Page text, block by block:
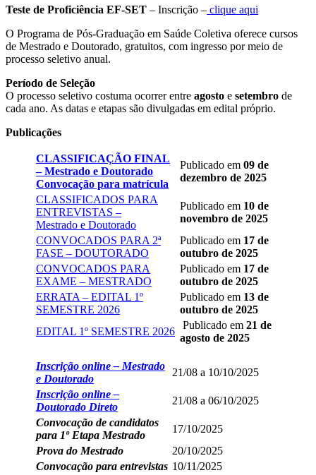
Teste de Proficiência EF-SET – Inscrição – clique aqui
O Programa de Pós-Graduação em Saúde Coletiva oferece cursos
de Mestrado e Doutorado, gratuitos, com ingresso por meio de
processo seletivo anual.
Período de Seleção
O processo seletivo costuma ocorrer entre agosto e setembro de
cada ano. As datas e etapas são divulgadas em edital próprio.
Publicações
CLASSIFICAÇÃO FINAL
– Mestrado e Doutorado
Convocação para matrícula
Publicado em 09 de
dezembro de 2025
CLASSIFICADOS PARA
ENTREVISTAS –
Mestrado e Doutorado
Publicado em 10 de
novembro de 2025
CONVOCADOS PARA 2ª
FASE – DOUTORADO
Publicado em 17 de
outubro de 2025
CONVOCADOS PARA
EXAME – MESTRADO
Publicado em 17 de
outubro de 2025
ERRATA – EDITAL 1º
SEMESTRE 2026
Publicado em 13 de
outubro de 2025
EDITAL 1º SEMESTRE 2026
Publicado em 21 de
agosto de 2025
Inscrição online – Mestrado
e Doutorado
21/08 a 10/10/2025
Inscrição online –
Doutorado Direto
21/08 a 06/10/2025
Convocação de candidatos
para 1º Etapa Mestrado
17/10/2025
Prova do Mestrado
20/10/2025
Convocação para entrevistas 10/11/2025